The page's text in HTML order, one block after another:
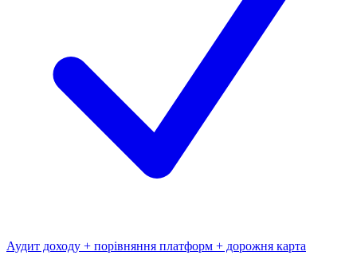
Аудит доходу + порівняння платформ + дорожня карта